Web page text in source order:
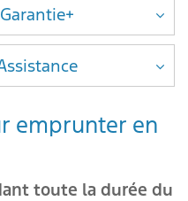
emprunter en
toute la durée du